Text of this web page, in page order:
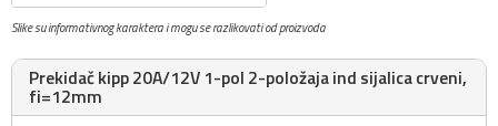
Slike su informativnog karaktera i mogu se razlikovati od proizvoda
Prekidač kipp 20A/12V 1-pol 2-položaja ind sijalica crveni,
fi=12mm